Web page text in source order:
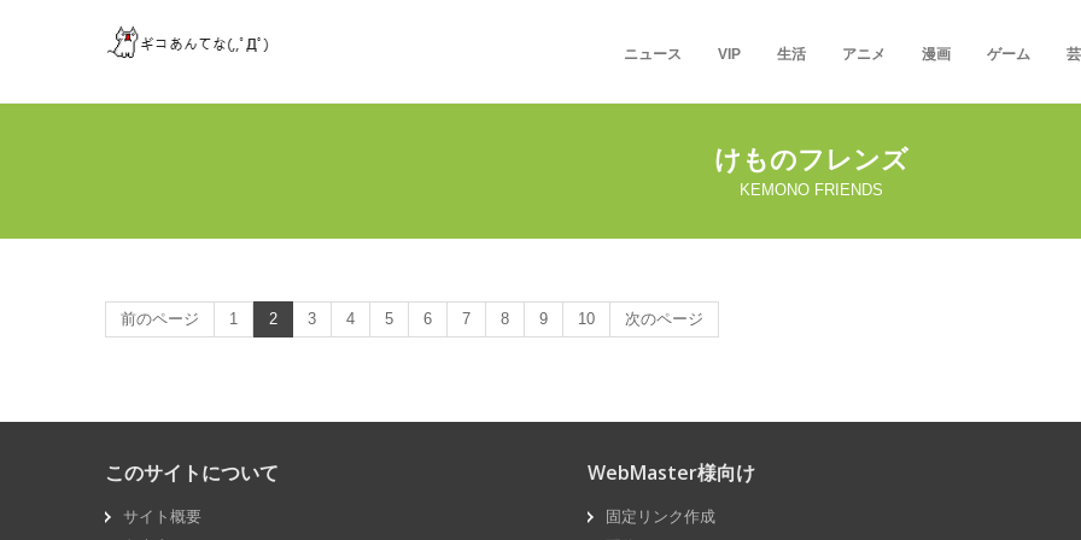
ニュース VIP 生活 アニメ 漫画 ゲーム
けものフレンズ
KEMONO FRIENDS
前のページ 1 2 3 4 5 6 7 8 9 10 次のページ
このサイトについて
サイト概要
WebMaster様向け
固定リンク作成